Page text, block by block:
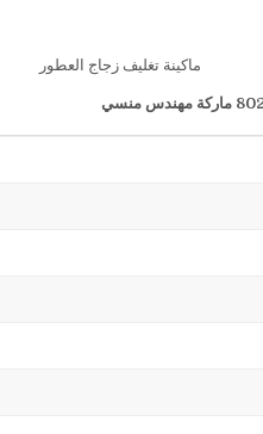
ماكينة تغليف زجاج العطور